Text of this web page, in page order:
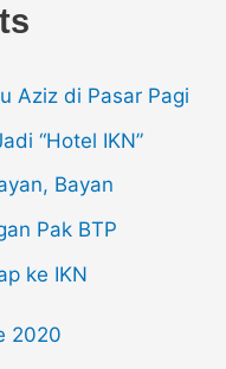
Aziz di Pasar Pagi
“Hotel IKN”
Bayan
Pak BTP
ke IKN
2020